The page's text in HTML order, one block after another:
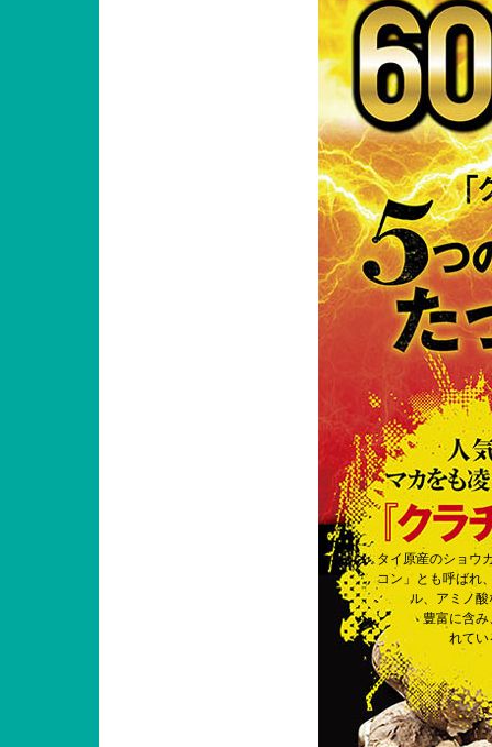
タイ原産のショウ
コン」とも呼ばれ
ル、アミノ
豊富に含
れてい